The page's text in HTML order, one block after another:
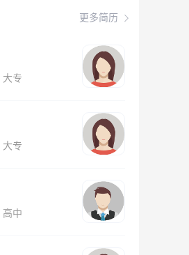
更多简历
大专
大专
高中